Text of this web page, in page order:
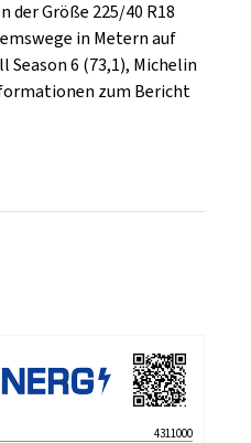
der Größe 225/40 R18
in Metern auf
6 (73,1), Michelin
zum Bericht
4311000